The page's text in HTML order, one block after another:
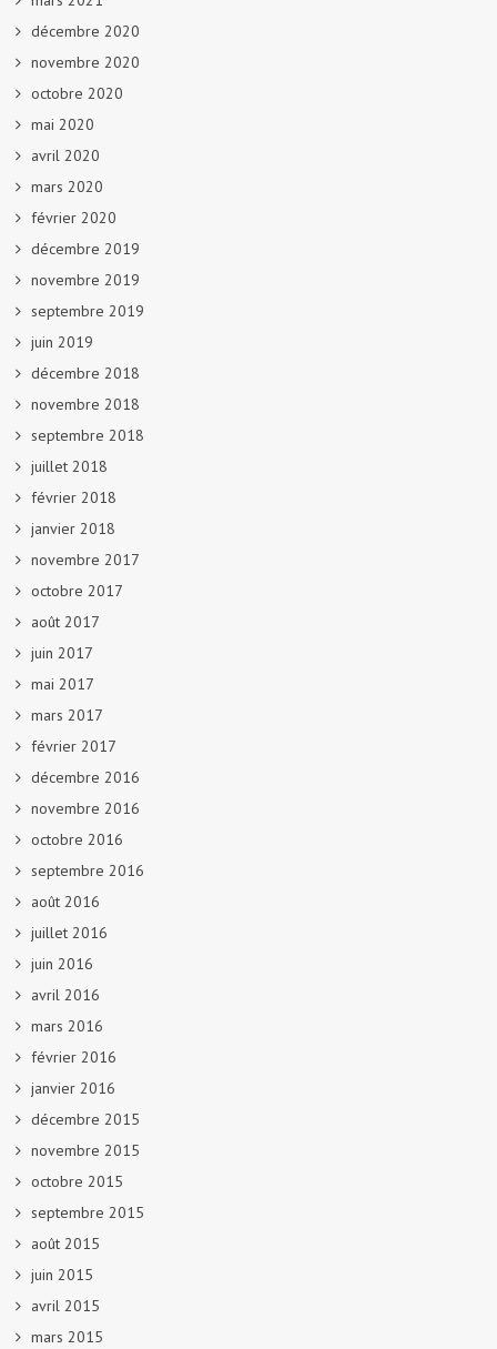
décembre 2020
novembre 2020
octobre 2020
mai 2020
avril 2020
mars 2020
février 2020
décembre 2019
novembre 2019
septembre 2019
juin 2019
décembre 2018
novembre 2018
septembre 2018
juillet 2018
février 2018
janvier 2018
novembre 2017
octobre 2017
août 2017
juin 2017
mai 2017
mars 2017
février 2017
décembre 2016
novembre 2016
octobre 2016
septembre 2016
août 2016
juillet 2016
juin 2016
avril 2016
mars 2016
février 2016
janvier 2016
décembre 2015
novembre 2015
octobre 2015
septembre 2015
août 2015
juin 2015
avril 2015
mars 2015